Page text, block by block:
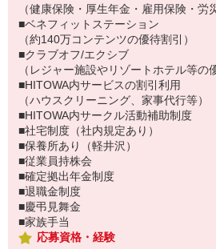
（健康保険・厚生年金・雇用保険・労
■ベネフィットステーション
（約140万コンテンツの優待割引）
■クラブオフ/エクシブ
（レジャー施設やリゾートホテル等の
■HITOWA内サービスの割引利用
（ハウスクリーニング、家事代行等）
■HITOWA内サークル活動補助制度
■社宅制度（社内規定あり）
■保養所あり（軽井沢）
■従業員持株会
■確定拠出年金制度
■退職金制度
■慶弔見舞金
■家族手当
応募資格・経験